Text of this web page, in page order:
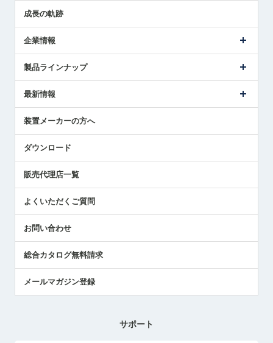
成長の軌跡
企業情報
ごあいさつ
受賞履歴
採用情報
国/地域/言語
製品ラインナップ
ツールセッタ製品
エアマイクロセンサ製品
最新情報
メトロールの技術
社員ブログ
中小企業のBCP地震対策
センサのテクニカルガイド
社長ブログ
装置メーカーの方へ
ダウンロード
販売代理店一覧
よくいただくご質問
お問い合わせ
総合カタログ無料請求
メールマガジン登録
サポート